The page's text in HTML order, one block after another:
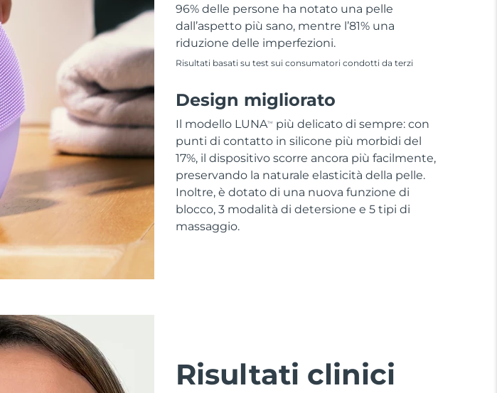
96% delle persone ha notato una pelle
dall’aspetto più sano, mentre l’81% una
riduzione delle imperfezioni.
Risultati basati su test sui consumatori condotti da terzi
Design migliorato
Il modello LUNATM
più delicato di sempre: con
punti di contatto in silicone più morbidi del
17%, il dispositivo scorre ancora più facilmente,
preservando la naturale elasticità della pelle.
Inoltre, è dotato di una nuova funzione di
blocco, 3 modalità di detersione e 5 tipi di
massaggio.
Risultati clinici